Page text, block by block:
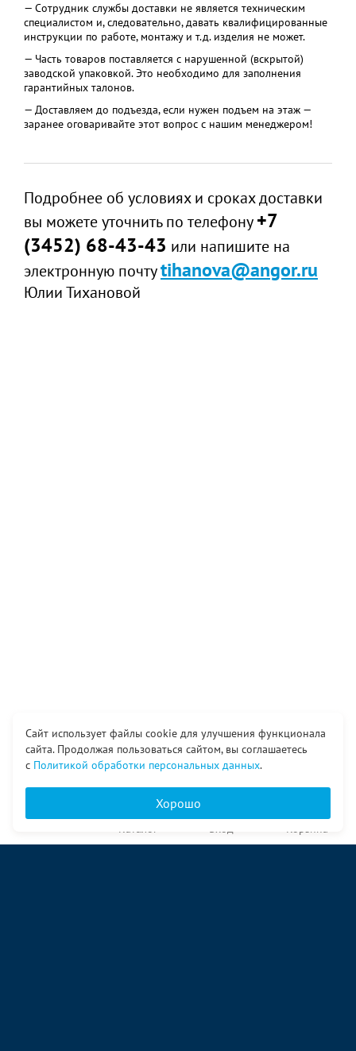
— Сотрудник службы доставки не является техническим
специалистом и, следовательно, давать квалифицированные
инструкции по работе, монтажу и т.д. изделия не может.
— Часть товаров поставляется с нарушенной (вскрытой)
заводской упаковкой. Это необходимо для заполнения
гарантийных талонов.
— Доставляем до подъезда, если нужен подъем на этаж —
заранее оговаривайте этот вопрос с нашим менеджером!
Подробнее об условиях и сроках доставки
вы можете уточнить по телефону+7
(3452) 68-43-43 или напишите на
электронную почтуtihanova@angor.ru
Юлии Тихановой
Сайт использует файлы cookie для улучшения функционала
сайта. Продолжая пользоваться сайтом, вы соглашаетесь
с Политикой обработки персональных данных.
Хорошо